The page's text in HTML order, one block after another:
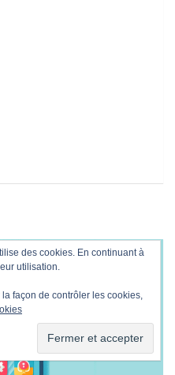
des cookies. En continuant à
utilisation.
façon de contrôler les cookies,